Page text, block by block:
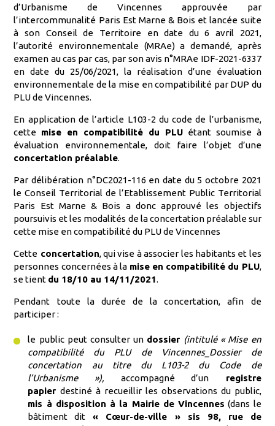
d’Urbanisme de Vincennes approuvée par
l’intercommunalité Paris Est Marne & Bois et lancée suite
à son Conseil de Territoire en date du 6 avril 2021,
l’autorité environnementale (MRAe) a demandé, après
examen au cas par cas, par son avis n°MRAe IDF-2021-6337
en date du 25/06/2021, la réalisation d’une évaluation
environnementale de la mise en compatibilité par DUP du
PLU de Vincennes.
En application de l’article L103-2 du code de l’urbanisme,
cette mise en compatibilité du PLUétant soumise à
évaluation environnementale, doit faire l’objet d’une
concertation préalable.
Par délibération n°DC2021-116 en date du 5 octobre 2021
le Conseil Territorial de l’Etablissement Public Territorial
Paris Est Marne & Bois a donc approuvé les objectifs
poursuivis et les modalités de la concertation préalable sur
cette mise en compatibilité du PLU de Vincennes
Cette concertation, qui vise à associer les habitants et les
personnes concernées à la mise en compatibilité du PLU,
se tient du 18/10 au 14/11/2021.
Pendant toute la durée de la concertation, afin de
participer :
le public peut consulter un dossier (intitulé « Mise en
compatibilité du PLU de Vincennes_Dossier de
concertation au titre du L103-2 du Code de
l’Urbanisme »),
accompagné d’un registre
papierdestiné à recueillir les observations du public,
mis à disposition à la Mairie de Vincennes (dans le
bâtiment dit « Cœur-de-ville » sis 98, rue de